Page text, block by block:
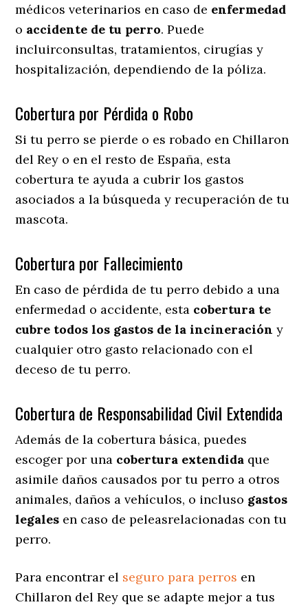
médicos veterinarios en caso de enfermedad
o accidente de tu perro. Puede
incluirconsultas, tratamientos, cirugías y
hospitalización, dependiendo de la póliza.
Cobertura por Pérdida o Robo
Si tu perro se pierde o es robado en Chillaron
del Rey o en el resto de España, esta
cobertura te ayuda a cubrir los gastos
asociados a la búsqueda y recuperación de tu
mascota.
Cobertura por Fallecimiento
En caso de pérdida de tu perro debido a una
enfermedad o accidente, esta cobertura te
cubre todos los gastos de la incineración y
cualquier otro gasto relacionado con el
deceso de tu perro.
Cobertura de Responsabilidad Civil Extendida
Además de la cobertura básica, puedes
escoger por una cobertura extendida que
asimile daños causados por tu perro a otros
animales, daños a vehículos, o incluso gastos
legales en caso de peleasrelacionadas con tu
perro.
Para encontrar el seguro para perros en
Chillaron del Rey que se adapte mejor a tus